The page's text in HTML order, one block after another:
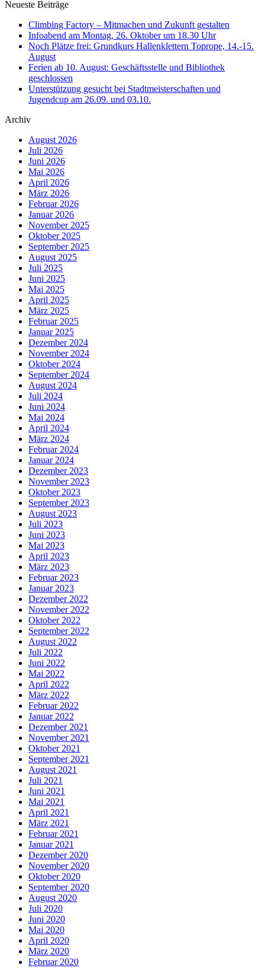
Neueste Beiträge
Climbing Factory – Mitmachen und Zukunft gestalten
Infoabend am Montag, 26. Oktober um 18.30 Uhr
Noch Plätze frei: Grundkurs Hallenklettern Toprope, 14.-15.
August
Ferien ab 10. August: Geschäftsstelle und Bibliothek
geschlossen
Unterstützung gesucht bei Stadtmeisterschaften und
Jugendcup am 26.09. und 03.10.
Archiv
August 2026
Juli 2026
Juni 2026
Mai 2026
April 2026
März 2026
Februar 2026
Januar 2026
November 2025
Oktober 2025
September 2025
August 2025
Juli 2025
Juni 2025
Mai 2025
April 2025
März 2025
Februar 2025
Januar 2025
Dezember 2024
November 2024
Oktober 2024
September 2024
August 2024
Juli 2024
Juni 2024
Mai 2024
April 2024
März 2024
Februar 2024
Januar 2024
Dezember 2023
November 2023
Oktober 2023
September 2023
August 2023
Juli 2023
Juni 2023
Mai 2023
April 2023
März 2023
Februar 2023
Januar 2023
Dezember 2022
November 2022
Oktober 2022
September 2022
August 2022
Juli 2022
Juni 2022
Mai 2022
April 2022
März 2022
Februar 2022
Januar 2022
Dezember 2021
November 2021
Oktober 2021
September 2021
August 2021
Juli 2021
Juni 2021
Mai 2021
April 2021
März 2021
Februar 2021
Januar 2021
Dezember 2020
November 2020
Oktober 2020
September 2020
August 2020
Juli 2020
Juni 2020
Mai 2020
April 2020
März 2020
Februar 2020